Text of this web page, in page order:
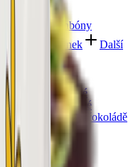
Želé bonbóny
Mix cukrovinek
Další
Ovoce v hořké
Ovoce v bílé
trubičky máčené v čokoládě
Čokolády bez